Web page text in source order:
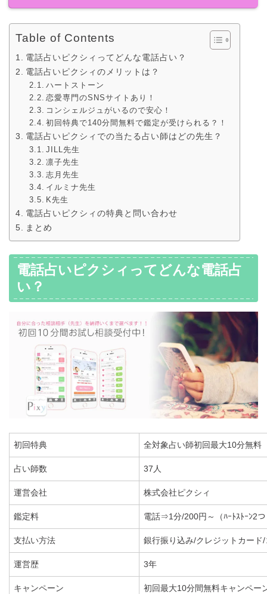
Table of Contents
電話占いピクシィってどんな電話占い？
電話占いピクシィのメリットは？
ハートストーン
恋愛専門のSNSサイトあり！
コンシェルジュがいるので安心！
初回特典で140分間無料で鑑定が受けられる？！
電話占いピクシィでの当たる占い師はどの先生？
JILL先生
凛子先生
志月先生
イルミナ先生
K先生
電話占いピクシィの特典と問い合わせ
まとめ
電話占いピクシィってどんな電話占
い？
初回特典 全対象占い師初回最大10分無料
占い師数 37人
運営会社 株式会社ピクシィ
鑑定料 電話⇒1分/200円～（ﾊｰﾄｽﾄｰﾝ2
支払い方法 銀行振り込み/クレジットカー
運営歴 3年
キャンペーン 初回最大10分間無料キャンペー